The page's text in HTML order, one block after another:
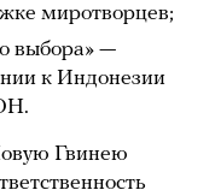
миротворцев;
выбора» —
к Индонезии
Гвинею